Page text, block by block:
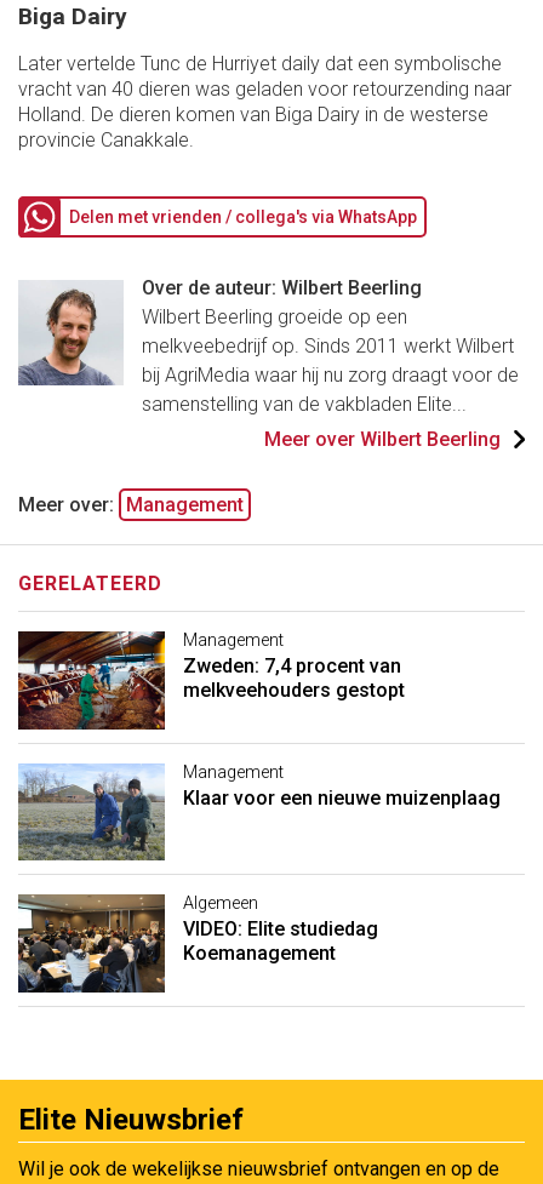
Biga Dairy
Later vertelde Tunc de Hurriyet daily dat een symbolische
vracht van 40 dieren was geladen voor retourzending naar
Holland. De dieren komen van Biga Dairy in de westerse
provincie Canakkale.
Delen met vrienden / collega's via WhatsApp
Over de auteur: Wilbert Beerling
Wilbert Beerling groeide op een
melkveebedrijf op. Sinds 2011 werkt Wilbert
bij AgriMedia waar hij nu zorg draagt voor de
samenstelling van de vakbladen Elite...
Meer over Wilbert Beerling
Meer over: Management
GERELATEERD
Management
Zweden: 7,4 procent van
melkveehouders gestopt
Management
Klaar voor een nieuwe muizenplaag
Algemeen
VIDEO: Elite studiedag
Koemanagement
Elite Nieuwsbrief
Wil je ook de wekelijkse nieuwsbrief ontvangen en op de